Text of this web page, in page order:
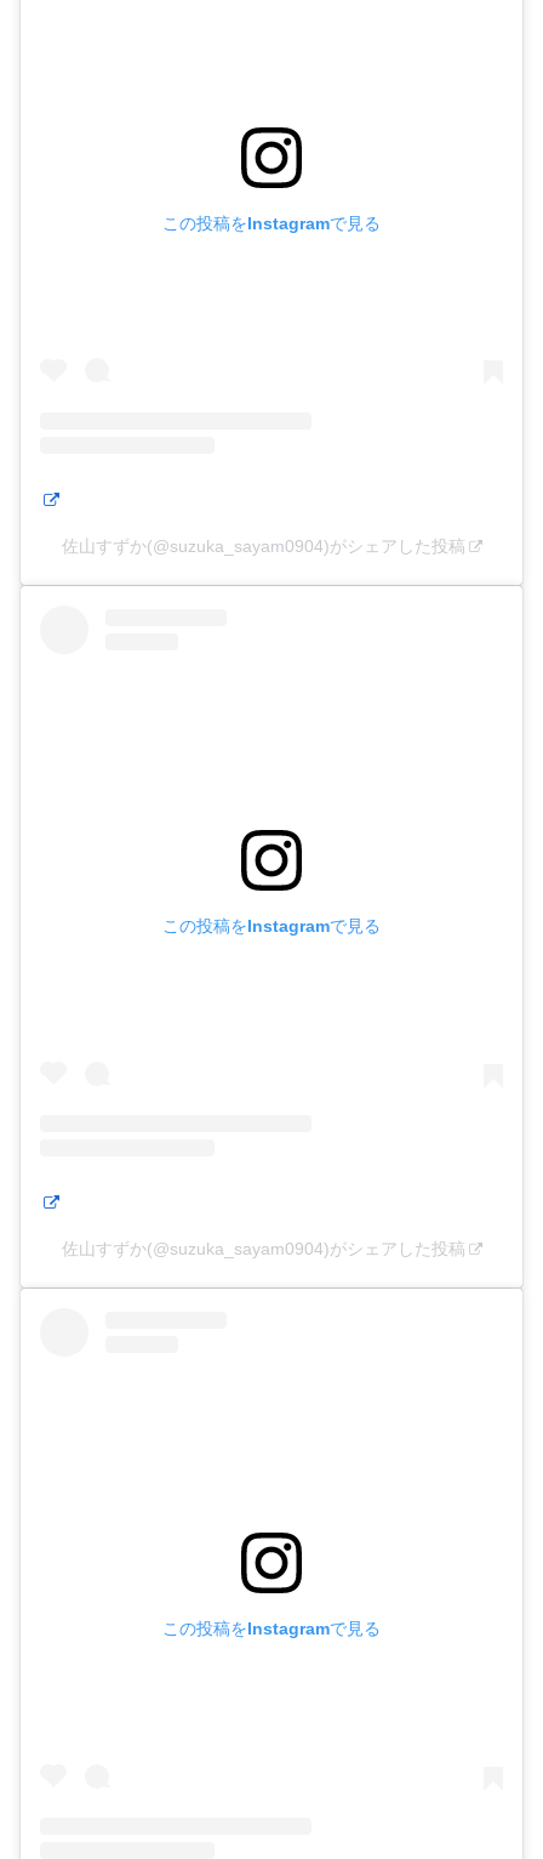
この投稿をInstagramで見る
佐山すずか(@suzuka_sayam0904)がシェアした投稿
この投稿をInstagramで見る
佐山すずか(@suzuka_sayam0904)がシェアした投稿
この投稿をInstagramで見る